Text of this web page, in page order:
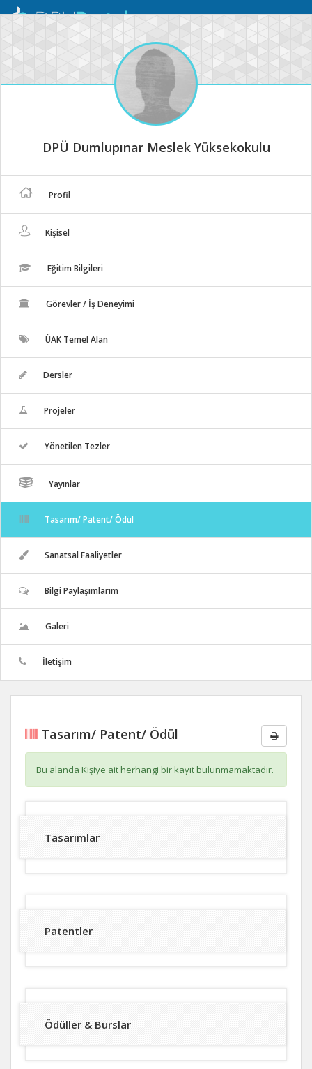
Mobil
DPÜ Dumlupınar Meslek Yüksekokulu
Profil
Kişisel
Eğitim Bilgileri
Görevler / İş Deneyimi
ÜAK Temel Alan
Dersler
Projeler
Yönetilen Tezler
Yayınlar
Tasarım/ Patent/ Ödül
Sanatsal Faaliyetler
Bilgi Paylaşımlarım
Galeri
İletişim
Tasarım/ Patent/ Ödül
Bu alanda Kişiye ait herhangi bir kayıt bulunmamaktadır.
Tasarımlar
Patentler
Ödüller & Burslar